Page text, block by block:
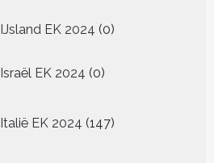
IJsland EK 2024 00
Israël EK 2024 00
Italië EK 2024 147
producten